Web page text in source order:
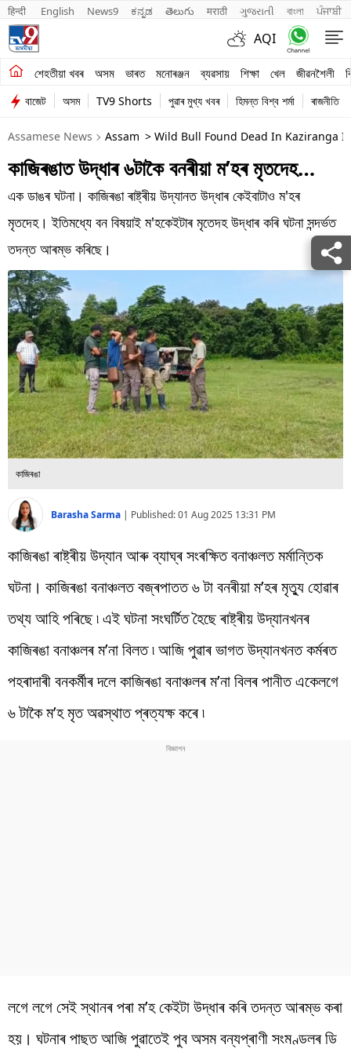
हिन्दी English News9 ಕನ್ನಡ తెలుగు मराठी ગુજરાતી বাংলা ਪੰਜਾਬੀ
AQI
শেহতীয়া খবৰ অসম ভাৰত মনোৰঞ্জন ব্যৱসায় শিক্ষা খেল জীৱনশৈলী
শেহতীয়া খবৰ
অসম
ভাৰত
মনোৰঞ্জন
শিক্ষা
খেল
জীৱনশৈলী
বিশ্ব
প্ৰযুক্তি
Videos
বাজেট অসম TV9 Shorts পুৱাৰ মুখ্য খবৰ হিমন্ত বিশ্ব শৰ্মা ৰাজনীতি
Assamese News Assam > Wild Bull Found Dead In Kaziranga
কাজিৰঙাত উদ্ধাৰ ৬টাকৈ বনৰীয়া ম’হৰ মৃতদেহ…
এক ডাঙৰ ঘটনা। কাজিৰঙা ৰাষ্ট্ৰীয় উদ্যানত উদ্ধাৰ কেইবাটাও ম'হৰ
মৃতদেহ। ইতিমধ্যে বন বিষয়াই ম'হকেইটাৰ মৃতেদহ উদ্ধাৰ কৰি ঘটনা সন্দৰ্ভত
তদন্ত আৰম্ভ কৰিছে।
কাজিৰঙা
Barasha Sarma | Published:01 Aug 2025 13:31 PM
কাজিৰঙা ৰাষ্ট্ৰীয় উদ্যান আৰু ব্যাঘ্ৰ সংৰক্ষিত বনাঞ্চলত মৰ্মান্তিক
ঘটনা। কাজিৰঙা বনাঞ্চলত বজ্ৰপাতত ৬ টা বনৰীয়া ম’হৰ মৃত্যু হোৱাৰ
তথ্য আহি পৰিছে ৷ এই ঘটনা সংঘৰ্টিত হৈছে ৰাষ্ট্ৰীয় উদ্যানখনৰ
কাজিৰঙা বনাঞ্চলৰ ম’না বিলত ৷ আজি পুৱাৰ ভাগত উদ্যানখনত কৰ্মৰত
পহৰাদাৰী বনকৰ্মীৰ দলে কাজিৰঙা বনাঞ্চলৰ ম’না বিলৰ পানীত একেলগে
৬ টাকৈ ম’হ মৃত অৱস্থাত প্ৰত্যক্ষ কৰে ৷
লগে লগে সেই স্থানৰ পৰা ম’হ কেইটা উদ্ধাৰ কৰি তদন্ত আৰম্ভ কৰা
হয়। ঘটনাৰ পাছত আজি পুৱাতেই পুব অসম বন্যপ্ৰাণী সংমণ্ডলৰ ডি